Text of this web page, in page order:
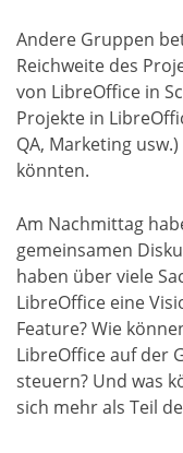
Andere Gruppen
Reichweite des
von LibreOffice in
Projekte in
QA, Marketing
könnten.
Am Nachmittag
gemeinsamen
haben über viele
LibreOffice eine
Feature? Wie
LibreOffice auf der
steuern? Und was
sich mehr als Teil